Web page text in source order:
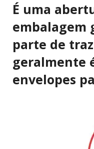
É uma
embalagem
parte de
geralmente
envelopes